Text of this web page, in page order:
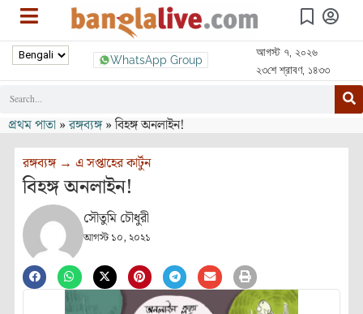
WhatsApp Group
আগস্ট ৭, ২০২৬
২৩শে শ্রাবণ, ১৪৩৩
প্রথম পাতা »রঙ্গব্যঙ্গ»বিহঙ্গ অনলাইন!
রঙ্গব্যঙ্গ→ এ সপ্তাহের কার্টুন
বিহঙ্গ অনলাইন!
সৌতুমি চৌধুরী
আগস্ট ১০, ২০২১